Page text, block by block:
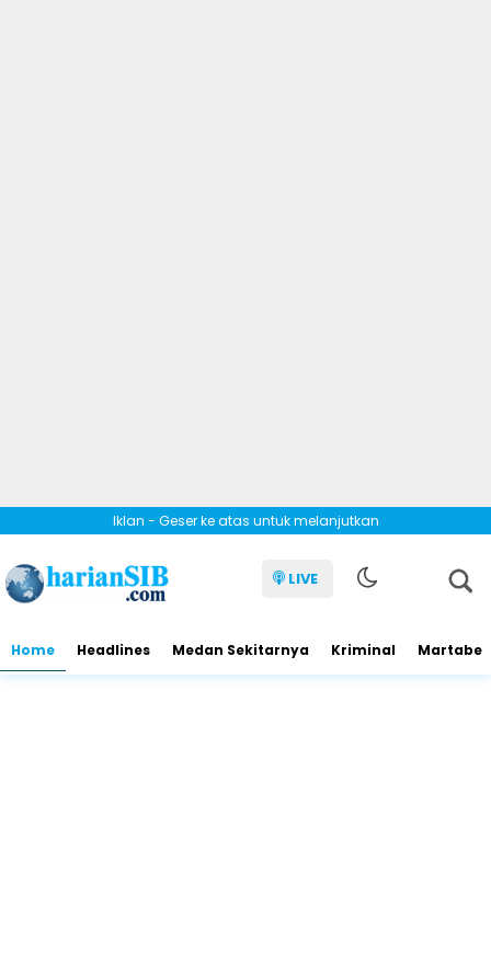
Iklan - Geser ke atas untuk melanjutkan
LIVE
Home Headlines Medan Sekitarnya Kriminal Martabe